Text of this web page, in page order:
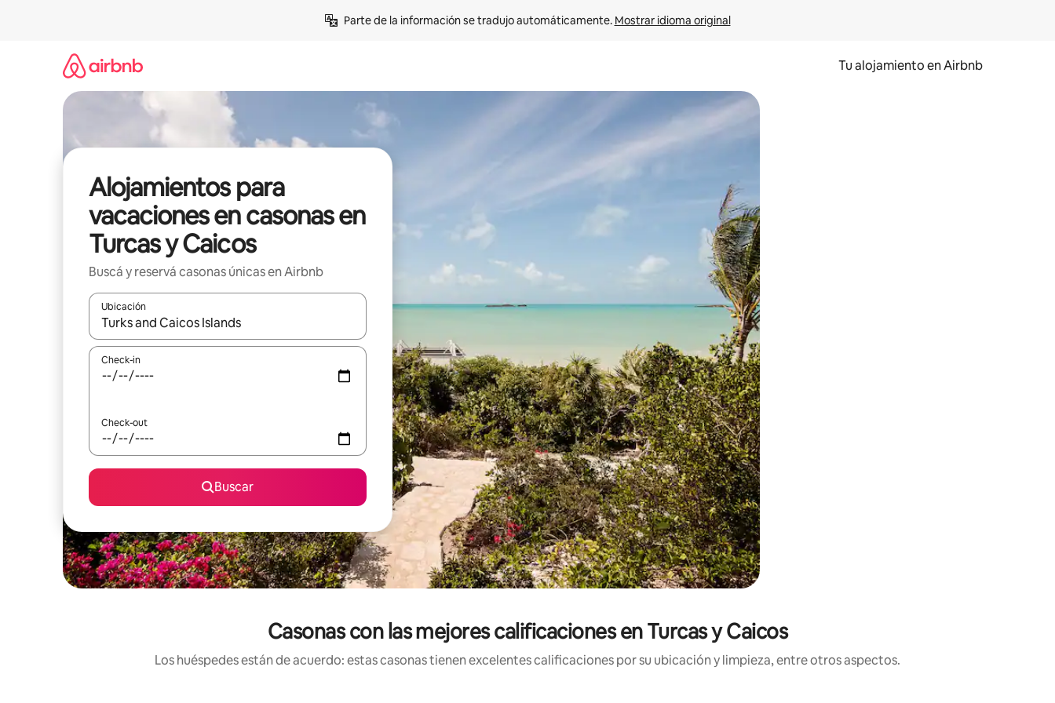
Parte de la información se tradujo automáticamente. Mostrar idioma original
Tu alojamiento en Airbnb
Alojamientos para
vacaciones en casonas en
Turcas y Caicos
Buscá y reservá casonas únicas en Airbnb
Ubicación
Cuando los resultados estén disponibles, navegá con las teclas de flecha hacia arriba y hacia abajo o explorá deslizando el dedo.
Check-in
Check-out
Buscar
Casonas con las mejores calificaciones en Turcas y Caicos
Los huéspedes están de acuerdo: estas casonas tienen excelentes calificaciones por su ubicación y limpieza, entre otros aspectos.